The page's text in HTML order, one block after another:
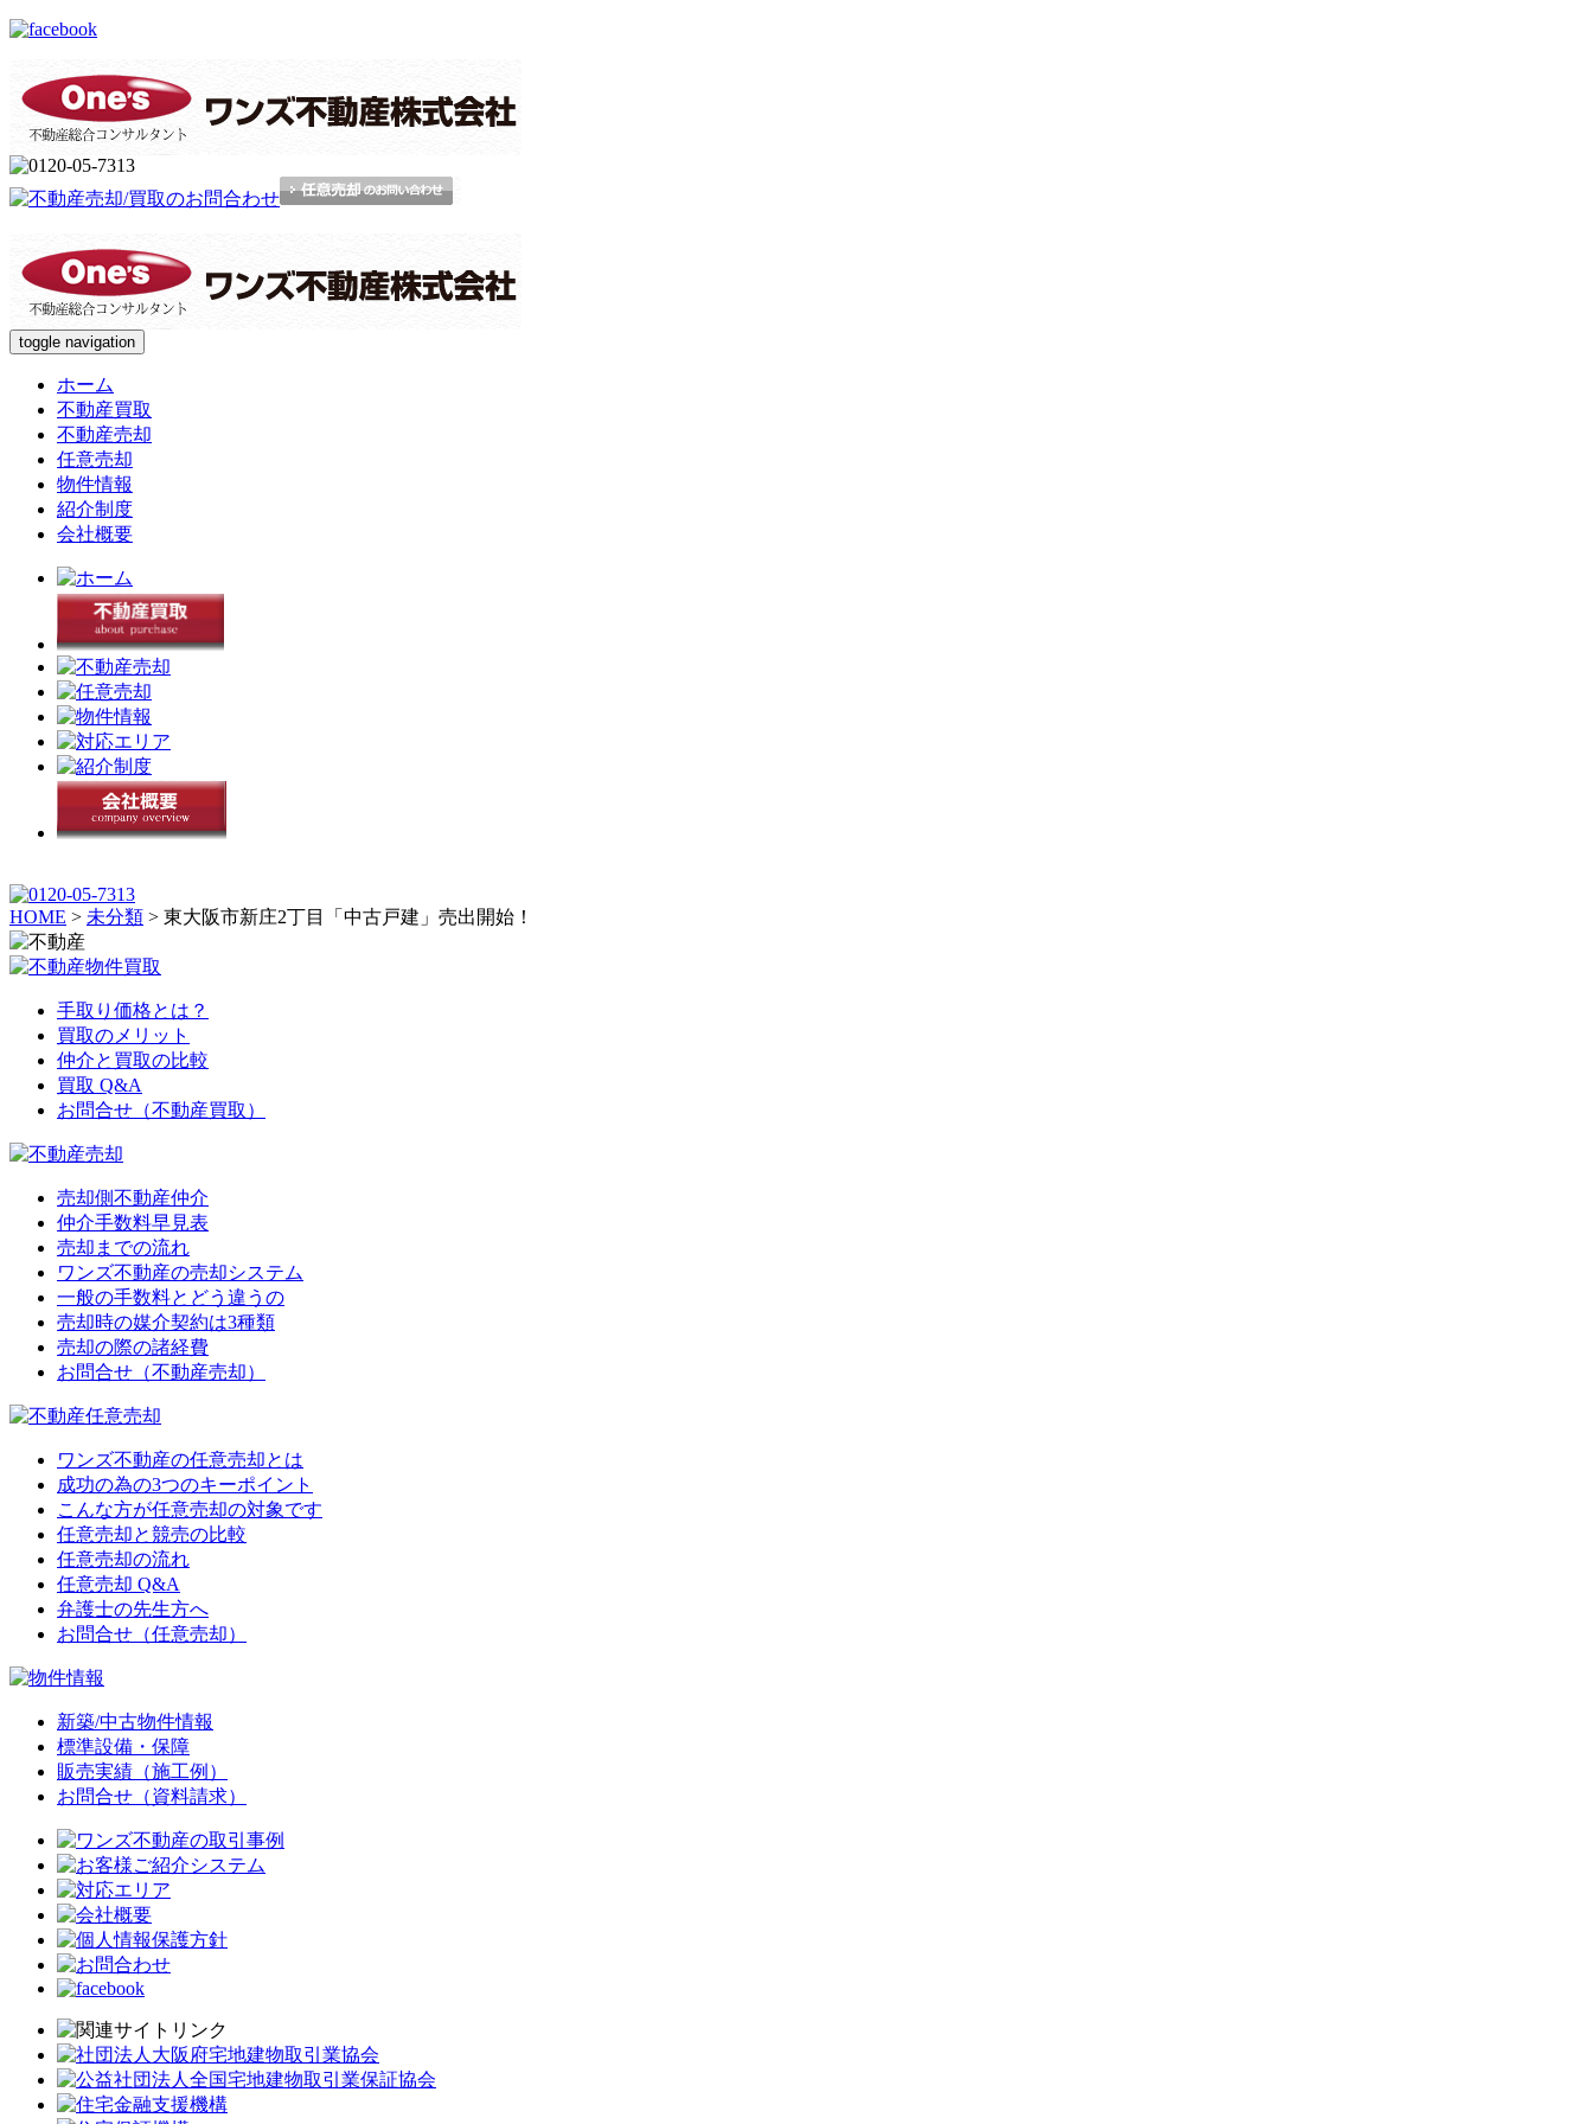
toggle navigation
ホーム
不動産買取
不動産売却
任意売却
物件情報
紹介制度
会社概要
HOME > 未分類 > 東大阪市新庄2丁目「中古戸建」売出開始！
手取り価格とは？
買取のメリット
仲介と買取の比較
買取 Q&A
お問合せ（不動産買取）
売却側不動産仲介
仲介手数料早見表
売却までの流れ
ワンズ不動産の売却システム
一般の手数料とどう違うの
売却時の媒介契約は3種類
売却の際の諸経費
お問合せ（不動産売却）
ワンズ不動産の任意売却とは
成功の為の3つのキーポイント
こんな方が任意売却の対象です
任意売却と競売の比較
任意売却の流れ
任意売却 Q&A
弁護士の先生方へ
お問合せ（任意売却）
新築/中古物件情報
標準設備・保障
販売実績（施工例）
お問合せ（資料請求）